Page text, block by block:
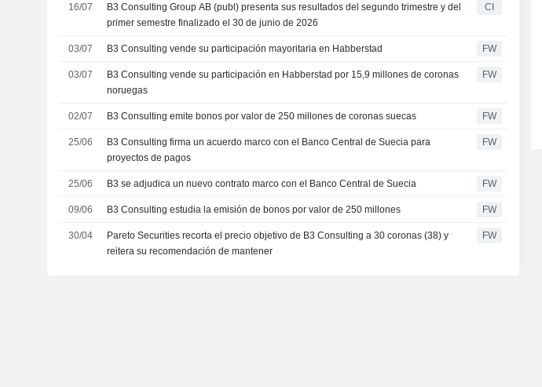
16/07
B3 Consulting Group AB (publ) presenta sus resultados del segundo trimestre y del
primer semestre finalizado el 30 de junio de 2026
CI
03/07 B3 Consulting vende su participación mayoritaria en Habberstad FW
03/07
B3 Consulting vende su participación en Habberstad por 15,9 millones de coronas
noruegas
FW
02/07 B3 Consulting emite bonos por valor de 250 millones de coronas suecas FW
25/06
B3 Consulting firma un acuerdo marco con el Banco Central de Suecia para
proyectos de pagos
FW
25/06 B3 se adjudica un nuevo contrato marco con el Banco Central de Suecia FW
09/06 B3 Consulting estudia la emisión de bonos por valor de 250 millones FW
30/04
Pareto Securities recorta el precio objetivo de B3 Consulting a 30 coronas (38) y
reitera su recomendación de mantener
FW